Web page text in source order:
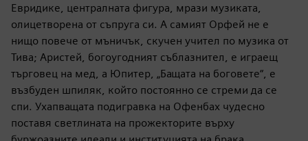
Евридике, централната фигура, мрази музиката,
олицетворена от съпруга си. А самият Орфей не е
нищо повече от мъничък, скучен учител по музика от
Тива; Аристей, богоугодният съблазнител, е играещ
търговец на мед, а Юпитер, „Бащата на боговете“, е
възбуден шпиляк, който постоянно се стреми да се
спи. Ухапващата подигравка на Офенбах чудесно
поставя светлината на прожекторите върху